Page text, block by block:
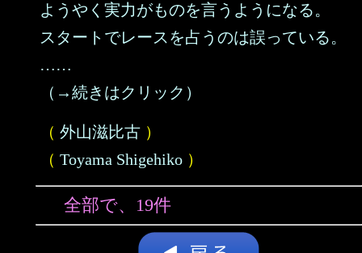
ようやく実力がものを言うようになる。
スタートでレースを占うのは誤っている。
……
（→続きはクリック）
（ 外山滋比古 ）
（ Toyama Shigehiko ）
全部で、19件